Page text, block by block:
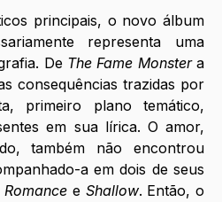
principais, o novo álbum
representa uma
De The Fame Monster
consequências trazidas por
primeiro plano temático,
em sua lírica. O amor,
também não encontrou
a em dois de seus
Romance e Shallow. Então, o